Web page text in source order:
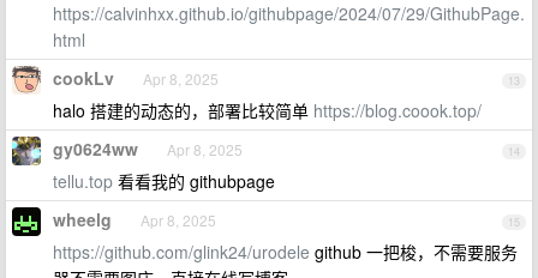
https://calvinhxx.github.io/githubpage/2024/07/29/GithubPage.
html
13
cookLv Apr 8, 2025
halo 搭建的动态的，部署比较简单 https://blog.coook.top/
14
gy0624ww Apr 8, 2025
tellu.top 看看我的 githubpage
15
wheelg Apr 8, 2025
https://github.com/glink24/urodele github 一把梭，不需要服务